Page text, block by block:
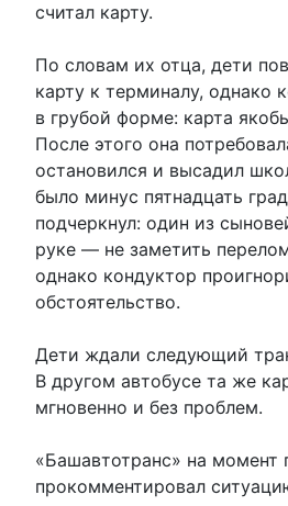
считал карту.
По словам их отца, дети
карту к терминалу, однако
в грубой форме: карта
После этого она
остановился и высадил
было минус пятнадцать
подчеркнул: один из
руке — не заметить
однако кондуктор
обстоятельство.
Дети ждали следующий
В другом автобусе та же
мгновенно и без проблем.
«Башавтотранс» на момент
прокомментировал